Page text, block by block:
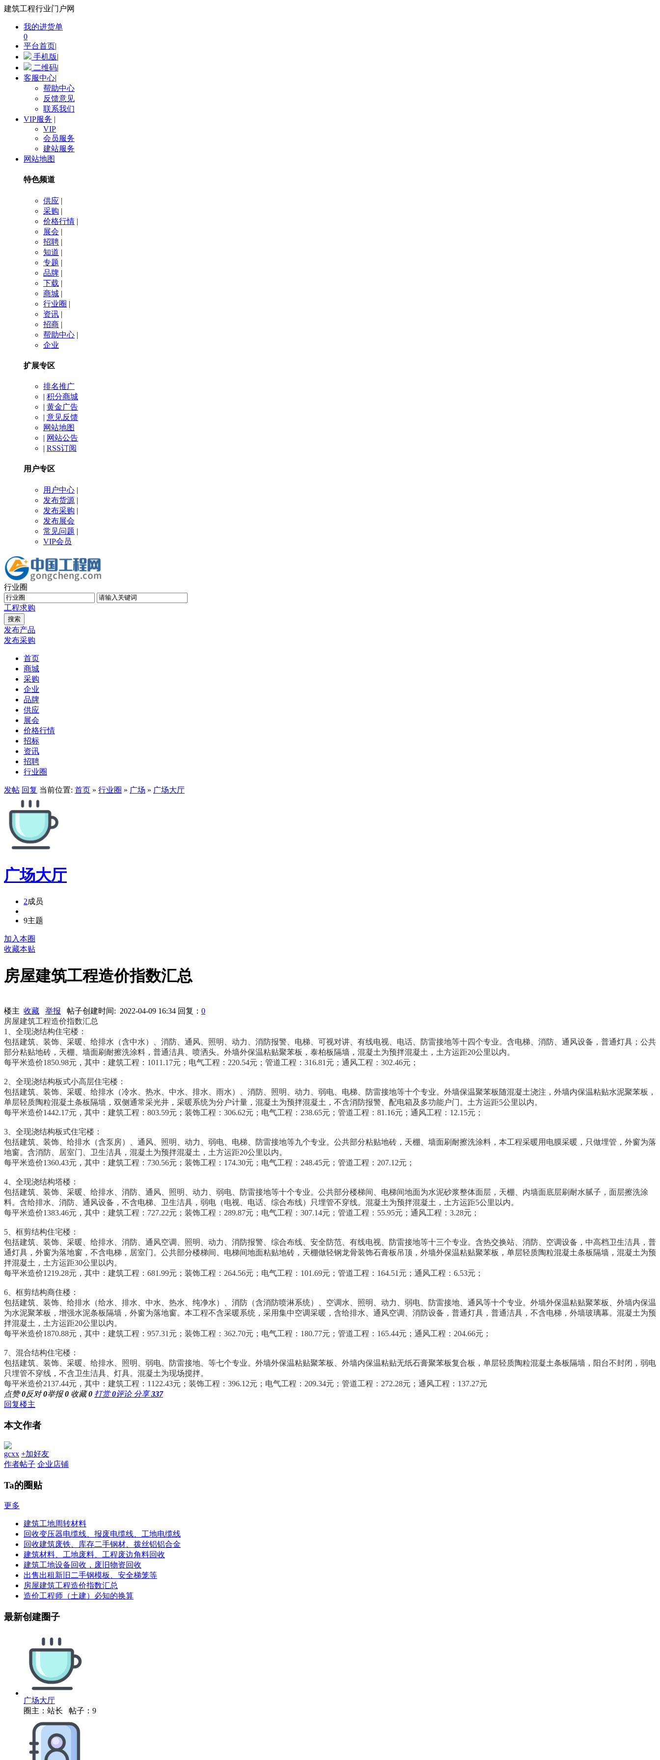
建筑工程行业门户网
我的进货单
0
平台首页|
手机版|
二维码|
客服中心|
帮助中心
反馈意见
联系我们
VIP服务 |
VIP
会员服务
建站服务
网站地图
特色频道
供应 |
采购 |
价格行情 |
展会 |
招聘 |
知道 |
专题 |
品牌 |
下载 |
商城 |
行业圈 |
资讯 |
招商 |
帮助中心 |
企业
扩展专区
排名推广
| 积分商城
| 黄金广告
| 意见反馈
网站地图
| 网站公告
| RSS订阅
用户专区
用户中心 |
发布货源 |
发布采购 |
发布展会
常见问题 |
VIP会员
行业圈
工程求购
发布产品
发布采购
首页
商城
采购
企业
品牌
供应
展会
价格行情
招标
资讯
招聘
行业圈
发帖 回复 当前位置: 首页 » 行业圈 » 广场 » 广场大厅
广场大厅
2成员
9主题
加入本圈
收藏本贴
房屋建筑工程造价指数汇总
楼主 收藏 举报 帖子创建时间: 2022-04-09 16:34 回复： 0
房屋建筑工程造价指数汇总
1、全现浇结构住宅楼：
包括建筑、装饰、采暖、给排水（含中水）、消防、通风、照明、动力、消防报警、电梯、可视对讲、有线电视、电话、防雷接地等十四个专业。含电梯、消防、通风设备，普通灯具；公共
部分粘贴地砖，天棚、墙面刷耐擦洗涂料，普通洁具、喷洒头。外墙外保温粘贴聚苯板，泰柏板隔墙，混凝土为预拌混凝土，土方运距20公里以内。
每平米造价1850.98元，其中：建筑工程：1011.17元；电气工程：220.54元；管道工程：316.81元；通风工程：302.46元；
2、全现浇结构板式小高层住宅楼：
包括建筑、装饰、采暖、给排水（冷水、热水、中水、排水、雨水）、消防、照明、动力、弱电、电梯、防雷接地等十个专业。外墙保温聚苯板随混凝土浇注，外墙内保温粘贴水泥聚苯板，
单层轻质陶粒混凝土条板隔墙，双侧通常采光井，采暖系统为分户计量，混凝土为预拌混凝土，不含消防报警、配电箱及多功能户门。土方运距5公里以内。
每平米造价1442.17元，其中：建筑工程：803.59元；装饰工程：306.62元；电气工程：238.65元；管道工程：81.16元；通风工程：12.15元；
3、全现浇结构板式住宅楼：
包括建筑、装饰、给排水（含泵房）、通风、照明、动力、弱电、电梯、防雷接地等九个专业。公共部分粘贴地砖，天棚、墙面刷耐擦洗涂料，本工程采暖用电膜采暖，只做埋管，外窗为落
地窗。含消防、居室门、卫生洁具，混凝土为预拌混凝土，土方运距20公里以内。
每平米造价1360.43元，其中：建筑工程：730.56元；装饰工程：174.30元；电气工程：248.45元；管道工程：207.12元；
4、全现浇结构塔楼：
包括建筑、装饰、采暖、给排水、消防、通风、照明、动力、弱电、防雷接地等十个专业。公共部分楼梯间、电梯间地面为水泥砂浆整体面层，天棚、内墙面底层刷耐水腻子，面层擦洗涂
料。含给排水、消防、通风设备，不含电梯、卫生洁具，弱电（电视、电话、综合布线）只埋管不穿线。混凝土为预拌混凝土，土方运距5公里以内。
每平米造价1383.46元，其中：建筑工程：727.22元；装饰工程：289.87元；电气工程：307.14元；管道工程：55.95元；通风工程：3.28元；
5、框剪结构住宅楼：
包括建筑、装饰、采暖、给排水、消防、通风空调、照明、动力、消防报警、综合布线、安全防范、有线电视、防雷接地等十三个专业。含热交换站、消防、空调设备，中高档卫生洁具，普
通灯具，外窗为落地窗，不含电梯，居室门。公共部分楼梯间、电梯间地面粘贴地砖，天棚做轻钢龙骨装饰石膏板吊顶，外墙外保温粘贴聚苯板，单层轻质陶粒混凝土条板隔墙，混凝土为预
拌混凝土，土方运距30公里以内。
每平米造价1219.28元，其中：建筑工程：681.99元；装饰工程：264.56元；电气工程：101.69元；管道工程：164.51元；通风工程：6.53元；
6、框剪结构商住楼：
包括建筑、装饰、给排水（给水、排水、中水、热水、纯净水）、消防（含消防喷淋系统）、空调水、照明、动力、弱电、防雷接地、通风等十个专业。外墙外保温粘贴聚苯板、外墙内保温
为水泥聚苯板，增强水泥条板隔墙，外窗为落地窗。本工程不含采暖系统，采用集中空调采暖，含给排水、通风空调、消防设备，普通灯具，普通洁具，不含电梯，外墙玻璃幕。混凝土为预
拌混凝土，土方运距20公里以内。
每平米造价1870.88元，其中：建筑工程：957.31元；装饰工程：362.70元；电气工程：180.77元；管道工程：165.44元；通风工程：204.66元；
7、混合结构住宅楼：
包括建筑、装饰、采暖、给排水、照明、弱电、防雷接地、等七个专业。外墙外保温粘贴聚苯板、外墙内保温粘贴无纸石膏聚苯板复合板，单层轻质陶粒混凝土条板隔墙，阳台不封闭，弱电
只埋管不穿线，不含卫生洁具、灯具。混凝土为现场搅拌。
每平米造价2137.44元，其中：建筑工程：1122.43元；装饰工程：396.12元；电气工程：209.34元；管道工程：272.28元；通风工程：137.27元
点赞0反对0举报0 收藏0 打赏0评论 分享337
回复楼主
本文作者
gcxx +加好友
作者帖子 企业店铺
Ta的圈贴
更多
建筑工地周转材料
回收变压器电缆线、报废电缆线、工地电缆线
回收建筑废铁、库存二手钢材、拨丝铝铝合金
建筑材料、工地废料、工程废边角料回收
建筑工地设备回收，废旧物资回收
出售出租新旧二手钢模板、安全梯笼等
房屋建筑工程造价指数汇总
造价工程师（土建）必知的换算
最新创建圈子
广场大厅
圈主：站长 帖子：9